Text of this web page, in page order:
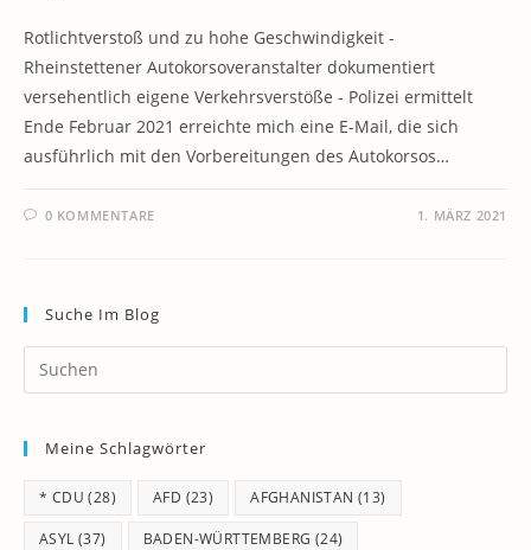
Rotlichtverstoß und zu hohe Geschwindigkeit -
Rheinstettener Autokorsoveranstalter dokumentiert
versehentlich eigene Verkehrsverstöße - Polizei ermittelt
Ende Februar 2021 erreichte mich eine E-Mail, die sich
ausführlich mit den Vorbereitungen des Autokorsos…
0 KOMMENTARE 1. MÄRZ 2021
Suche Im Blog
Meine Schlagwörter
* CDU (28) AFD (23) AFGHANISTAN (13)
ASYL (37) BADEN-WÜRTTEMBERG (24)